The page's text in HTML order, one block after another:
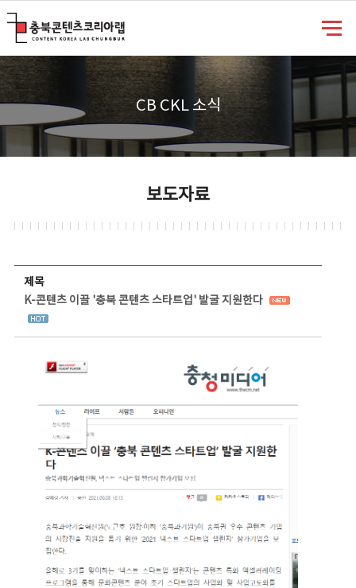
CB CKL 소식
보도자료
제목
K-콘텐츠 이끌 '충북 콘텐츠 스타트업' 발굴 지원한다